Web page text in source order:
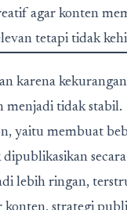
agar konten
tetapi tidak
karena
menjadi tidak stabil.
yaitu membuat
lebih ringan,